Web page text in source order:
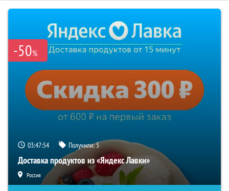
-50%
03:47:54 Получили:5
Доставка продуктов из «Яндекс Лавки»
Россия